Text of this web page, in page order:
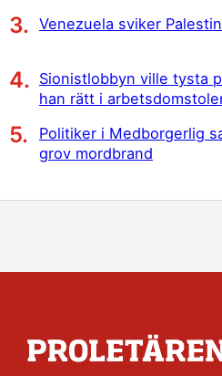
Venezuela sviker
Sionistlobbyn ville tysta
han rätt i
Politiker i Medborgerlig
grov mordbrand